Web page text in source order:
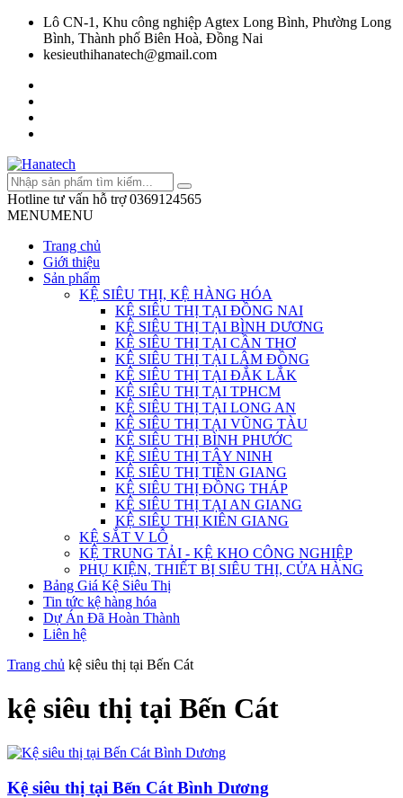
Lô CN-1, Khu công nghiệp Agtex Long Bình, Phường Long
Bình, Thành phố Biên Hoà, Đồng Nai
kesieuthihanatech@gmail.com
Hotline tư vấn hỗ trợ 0369124565
MENUMENU
Trang chủ
Giới thiệu
Sản phẩm
KỆ SIÊU THỊ, KỆ HÀNG HÓA
KỆ SIÊU THỊ TẠI ĐỒNG NAI
KỆ SIÊU THỊ TẠI BÌNH DƯƠNG
KỆ SIÊU THỊ TẠI CẦN THƠ
KỆ SIÊU THỊ TẠI LÂM ĐỒNG
KỆ SIÊU THỊ TẠI ĐẮK LẮK
KỆ SIÊU THỊ TẠI TPHCM
KỆ SIÊU THỊ TẠI LONG AN
KỆ SIÊU THỊ TẠI VŨNG TÀU
KỆ SIÊU THỊ BÌNH PHƯỚC
KỆ SIÊU THỊ TÂY NINH
KỆ SIÊU THỊ TIỀN GIANG
KỆ SIÊU THỊ ĐỒNG THÁP
KỆ SIÊU THỊ TẠI AN GIANG
KỆ SIÊU THỊ KIÊN GIANG
KỆ SẮT V LỖ
KỆ TRUNG TẢI - KỆ KHO CÔNG NGHIỆP
PHỤ KIỆN, THIẾT BỊ SIÊU THỊ, CỬA HÀNG
Bảng Giá Kệ Siêu Thị
Tin tức kệ hàng hóa
Dự Án Đã Hoàn Thành
Liên hệ
Trang chủ kệ siêu thị tại Bến Cát
kệ siêu thị tại Bến Cát
Kệ siêu thị tại Bến Cát Bình Dương